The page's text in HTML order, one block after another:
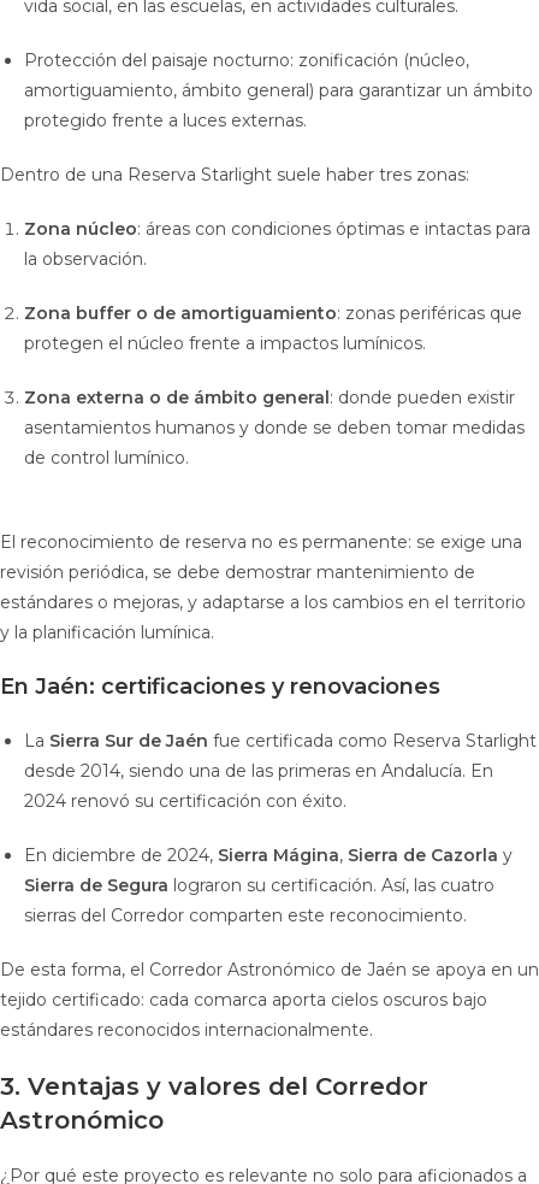
vida social, en las escuelas, en actividades culturales.
Protección del paisaje nocturno: zonificación (núcleo,
amortiguamiento, ámbito general) para garantizar un ámbito
protegido frente a luces externas.
Dentro de una Reserva Starlight suele haber tres zonas:
Zona núcleo: áreas con condiciones óptimas e intactas para
la observación.
Zona buffer o de amortiguamiento: zonas periféricas que
protegen el núcleo frente a impactos lumínicos.
Zona externa o de ámbito general: donde pueden existir
asentamientos humanos y donde se deben tomar medidas
de control lumínico.
El reconocimiento de reserva no es permanente: se exige una
revisión periódica, se debe demostrar mantenimiento de
estándares o mejoras, y adaptarse a los cambios en el territorio
y la planificación lumínica.
En Jaén: certificaciones y renovaciones
La Sierra Sur de Jaén fue certificada como Reserva Starlight
desde 2014, siendo una de las primeras en Andalucía. En
2024 renovó su certificación con éxito.
En diciembre de 2024, Sierra Mágina, Sierra de Cazorla y
Sierra de Segura lograron su certificación. Así, las cuatro
sierras del Corredor comparten este reconocimiento.
De esta forma, el Corredor Astronómico de Jaén se apoya en un
tejido certificado: cada comarca aporta cielos oscuros bajo
estándares reconocidos internacionalmente.
3. Ventajas y valores del Corredor
Astronómico
¿Por qué este proyecto es relevante no solo para aficionados a